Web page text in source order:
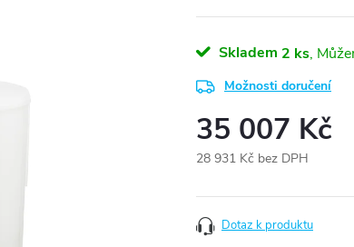
Skladem 2 ks
Možnosti doručení
35 007 Kč
28 931 Kč bez DPH
cena:
Dotaz k produktu